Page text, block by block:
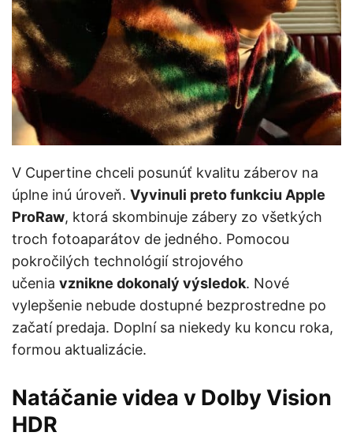
V Cupertine chceli posunúť kvalitu záberov na
úplne inú úroveň. Vyvinuli preto funkciu Apple
ProRaw, ktorá skombinuje zábery zo všetkých
troch fotoaparátov de jedného. Pomocou
pokročilých technológií strojového
učenia vznikne dokonalý výsledok. Nové
vylepšenie nebude dostupné bezprostredne po
začatí predaja. Doplní sa niekedy ku koncu roka,
formou aktualizácie.
Natáčanie videa v Dolby Vision
HDR